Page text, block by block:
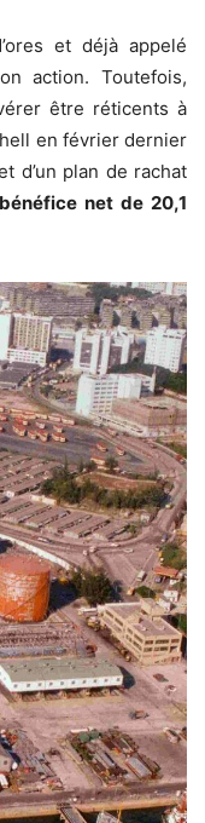
et déjà appelé
action. Toutefois,
être réticents à
en février dernier
d’un plan de rachat
net de 20,1